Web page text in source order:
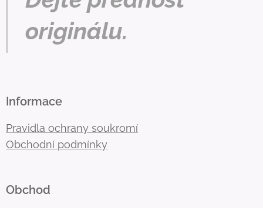
originálu.
Informace
Pravidla ochrany soukromí
Obchodní podmínky
Obchod